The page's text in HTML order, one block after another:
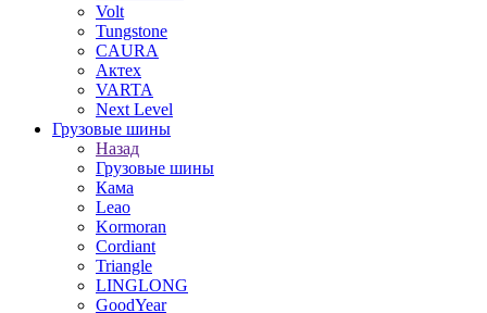
Volt
Tungstone
CAURA
Актех
VARTA
Next Level
Грузовые шины
Назад
Грузовые шины
Кама
Leao
Kormoran
Cordiant
Triangle
LINGLONG
GoodYear